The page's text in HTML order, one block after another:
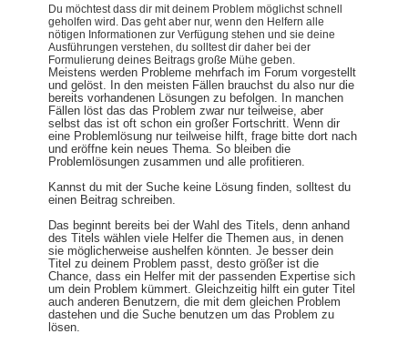
Du möchtest dass dir mit deinem Problem möglichst schnell
geholfen wird. Das geht aber nur, wenn den Helfern alle
nötigen Informationen zur Verfügung stehen und sie deine
Ausführungen verstehen, du solltest dir daher bei der
Formulierung deines Beitrags große Mühe geben.
Meistens werden Probleme mehrfach im Forum vorgestellt
und gelöst. In den meisten Fällen brauchst du also nur die
bereits vorhandenen Lösungen zu befolgen. In manchen
Fällen löst das das Problem zwar nur teilweise, aber
selbst das ist oft schon ein großer Fortschritt. Wenn dir
eine Problemlösung nur teilweise hilft, frage bitte dort nach
und eröffne kein neues Thema. So bleiben die
Problemlösungen zusammen und alle profitieren.
Kannst du mit der Suche keine Lösung finden, solltest du
einen Beitrag schreiben.
Das beginnt bereits bei der Wahl des Titels, denn anhand
des Titels wählen viele Helfer die Themen aus, in denen
sie möglicherweise aushelfen könnten. Je besser dein
Titel zu deinem Problem passt, desto größer ist die
Chance, dass ein Helfer mit der passenden Expertise sich
um dein Problem kümmert. Gleichzeitig hilft ein guter Titel
auch anderen Benutzern, die mit dem gleichen Problem
dastehen und die Suche benutzen um das Problem zu
lösen.